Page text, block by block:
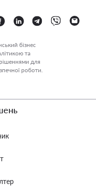
бізнес
та
для
роботи.